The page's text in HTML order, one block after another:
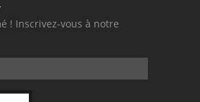
! Inscrivez-vous à notre